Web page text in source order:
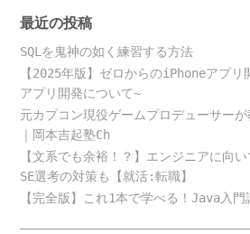
最近の投稿
SQLを鬼神の如く練習する方法
【2025年版】ゼロからのiPhoneアプ
アプリ開発について~
元カプコン現役ゲームプロデューサー
｜岡本吉起塾Ch
【文系でも余裕！？】エンジニアに向
SE選考の対策も【就活:転職】
【完全版】これ1本で学べる！Java入門